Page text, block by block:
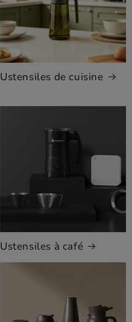
Ustensiles de cuisine
Ustensiles à café